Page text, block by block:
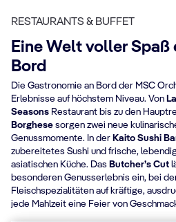
RESTAURANTS & BUFFET
Eine Welt voller Spaß
Bord
Die Gastronomie an Bord der MSC
Erlebnisse auf höchstem Niveau. Von
Seasons Restaurant bis zu den
Borghese sorgen zwei neue
Genussmomente. In der Kaito Sushi
zubereitetes Sushi und frische,
asiatischen Küche. Das Butcher’s Cut
besonderen Genusserlebnis ein, bei
Fleischspezialitäten auf kräftige,
jede Mahlzeit eine Feier von